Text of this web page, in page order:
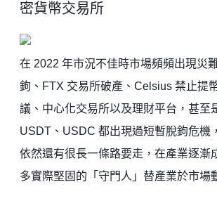
密貨幣交易所
在 2022 年市況不佳時市場頻頻出現災
鉤、FTX 交易所破產、Celsius 禁止提
議、中心化交易所以及理財平台，甚至
USDT、USDC 都出現過短暫脫鉤危機
依然還有很長一條路要走，在產業逐漸
多實際堅固的「守門人」替產業於市場